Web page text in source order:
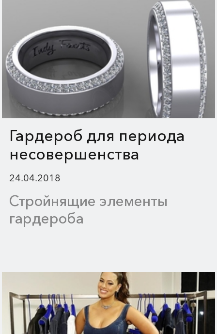
Гардероб для периода
несовершенства
24.04.2018
Стройнящие элементы
гардероба